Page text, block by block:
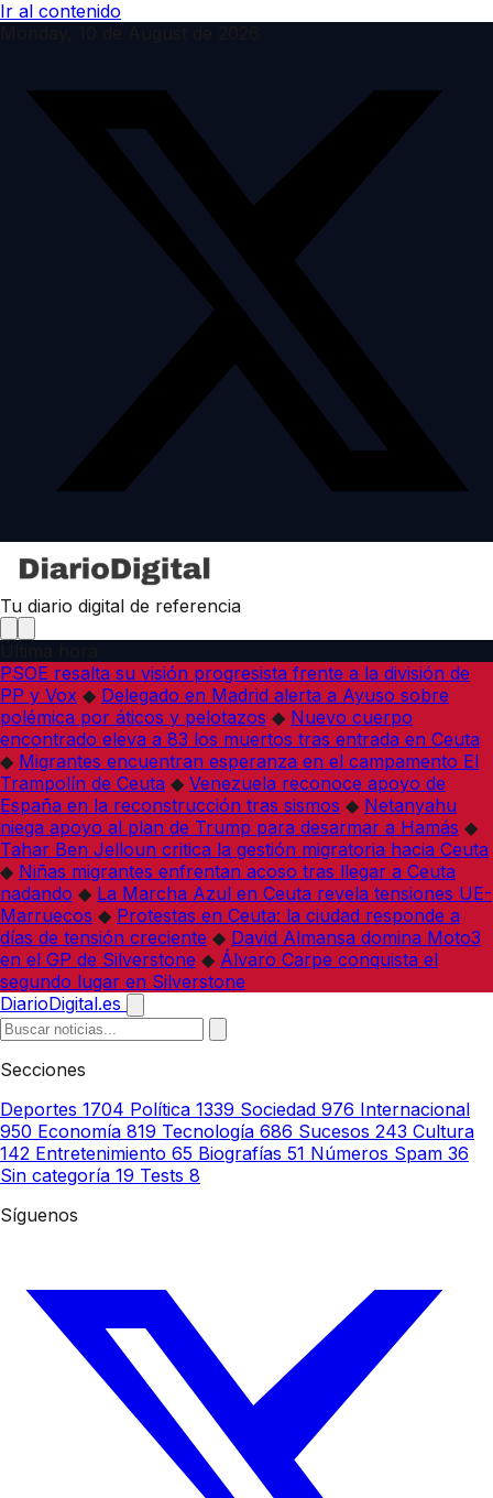
Ir al contenido
Tu diario digital de referencia
PSOE resalta su visión progresista frente a la división de
PP y Vox ◆ Delegado en Madrid alerta a Ayuso sobre
polémica por áticos y pelotazos ◆ Nuevo cuerpo
encontrado eleva a 83 los muertos tras entrada en Ceuta
◆ Migrantes encuentran esperanza en el campamento El
Trampolín de Ceuta ◆ Venezuela reconoce apoyo de
España en la reconstrucción tras sismos ◆ Netanyahu
niega apoyo al plan de Trump para desarmar a Hamás ◆
Tahar Ben Jelloun critica la gestión migratoria hacia Ceuta
◆ Niñas migrantes enfrentan acoso tras llegar a Ceuta
nadando ◆ La Marcha Azul en Ceuta revela tensiones UE-
Marruecos ◆ Protestas en Ceuta: la ciudad responde a
días de tensión creciente ◆ David Almansa domina Moto3
en el GP de Silverstone ◆ Álvaro Carpe conquista el
segundo lugar en Silverstone
DiarioDigital.es
Secciones
Deportes 1704 Política 1339 Sociedad 976 Internacional
950 Economía 819 Tecnología 686 Sucesos 243 Cultura
142 Entretenimiento 65 Biografías 51 Números Spam 36
Sin categoría 19 Tests 8
Síguenos